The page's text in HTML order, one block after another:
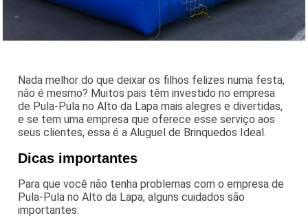
Nada melhor do que deixar os filhos felizes numa festa,
não é mesmo? Muitos pais têm investido no empresa
de Pula-Pula no Alto da Lapa mais alegres e divertidas,
e se tem uma empresa que oferece esse serviço aos
seus clientes, essa é a Aluguel de Brinquedos Ideal.
Dicas importantes
Para que você não tenha problemas com o empresa de
Pula-Pula no Alto da Lapa, alguns cuidados são
importantes: